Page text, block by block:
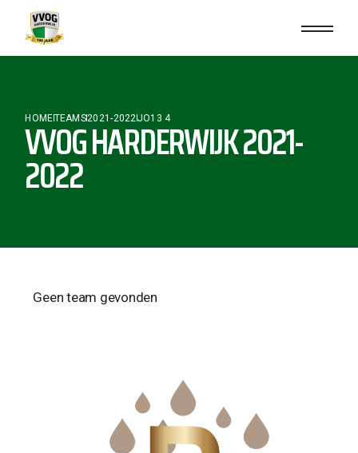
HOMETEAMS2021-2022JO13 4
VVOG HARDERWIJK 2021-
2022
Geen team gevonden